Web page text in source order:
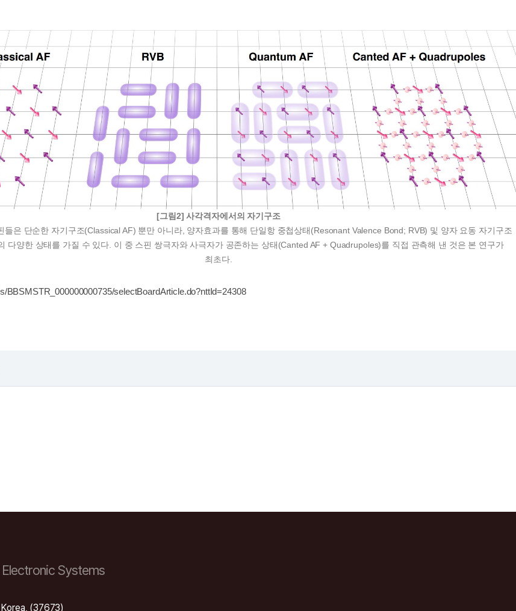
[그림2] 사각격자에서의 자기구조
들은 단순한 자기구조(Classical AF) 뿐만 아니라, 양자효과를 통해 단일항 중첩상태(Resonant Valence Bond; RVB) 및 양자 요동 자기구조
다양한 상태를 가질 수 있다. 이 중 스핀 쌍극자와 사극자가 공존하는 상태(Canted AF + Quadrupoles)를 직접 관측해 낸 것은 본 연구가
최초다.
BBSMSTR_000000000735/selectBoardArticle.do?nttId=24308
Systems
(37673)